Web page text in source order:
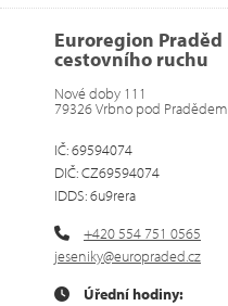
Euroregion Praděd
cestovního ruchu
Nové doby 111
79326 Vrbno pod Pradědem
IČ: 69594074
DIČ: CZ69594074
IDDS: 6u9rera
+420 554 751 0565
jeseniky@europraded.cz
Úřední hodiny: